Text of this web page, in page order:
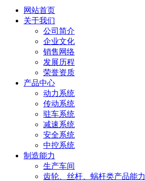
网站首页
关于我们
公司简介
企业文化
销售网络
发展历程
荣誉资质
产品中心
动力系统
传动系统
驻车系统
减速系统
安全系统
中控系统
制造能力
生产车间
齿轮、丝杆、蜗杆类产品能力